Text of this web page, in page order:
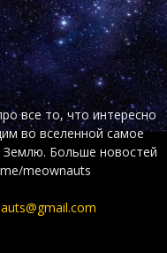
все то, что интересно
во вселенной самое
Больше новостей
meownauts